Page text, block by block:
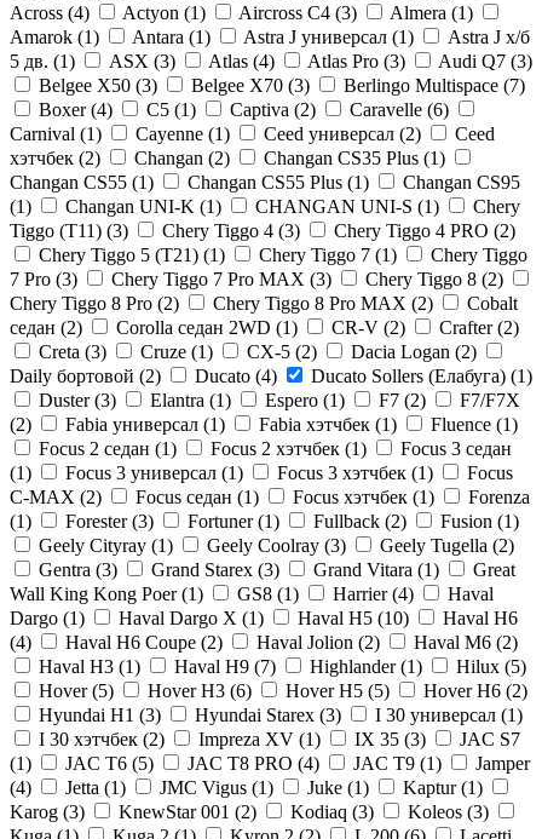
Across (4) Actyon (1) Aircross C4 (3) Almera (1)
Amarok (1) Antara (1) Astra J универсал (1)
Astra J х/б
5 дв. (1) ASX (3) Atlas (4) Atlas Pro (3) Audi Q7 (3)
Belgee X50 (3) Belgee X70 (3) Berlingo Multispace (7)
Boxer (4) C5 (1) Captiva (2) Caravelle (6)
Carnival (1) Cayenne (1) Ceed универсал (2)
Ceed
хэтчбек (2) Changan (2) Changan CS35 Plus (1)
Changan CS55 (1) Changan CS55 Plus (1)
Changan CS95
(1) Changan UNI-K (1) CHANGAN UNI-S (1)
Chery
Tiggo (Т11) (3) Chery Tiggo 4 (3) Chery Tiggo 4 PRO (2)
Chery Tiggo 5 (Т21) (1) Chery Tiggo 7 (1)
Chery Tiggo
7 Pro (3) Chery Tiggo 7 Pro MAX (3) Chery Tiggo 8 (2)
Chery Tiggo 8 Pro (2) Chery Tiggo 8 Pro MAX (2)
Cobalt
седан (2) Corolla седан 2WD (1) CR-V (2) Crafter (2)
Creta (3) Cruze (1) CX-5 (2) Dacia Logan (2)
Daily бортовой (2) Ducato (4) Ducato Sollers (Елабуга) (1)
Duster (3) Elantra (1) Espero (1) F7 (2)
F7/F7X
(2) Fabia универсал (1) Fabia хэтчбек (1) Fluence (1)
Focus 2 седан (1) Focus 2 хэтчбек (1)
Focus 3 седан
(1) Focus 3 универсал (1) Focus 3 хэтчбек (1)
Focus
C-MAX (2) Focus седан (1) Focus хэтчбек (1)
Forenza
(1) Forester (3) Fortuner (1) Fullback (2) Fusion (1)
Geely Cityray (1) Geely Coolray (3) Geely Tugella (2)
Gentra (3) Grand Starex (3) Grand Vitara (1)
Great
Wall King Kong Poer (1) GS8 (1) Harrier (4)
Haval
Dargo (1) Haval Dargo Х (1) Haval H5 (10)
Haval H6
(4) Haval H6 Coupe (2) Haval Jolion (2) Haval M6 (2)
Haval Н3 (1) Haval Н9 (7) Highlander (1) Hilux (5)
Hover (5) Hover H3 (6) Hover H5 (5) Hover H6 (2)
Hyundai H1 (3) Hyundai Starex (3) I 30 универсал (1)
I 30 хэтчбек (2) Impreza XV (1) IX 35 (3)
JAC S7
(1) JAC T6 (5) JAC T8 PRO (4) JAC T9 (1)
Jamper
(4) Jetta (1) JMC Vigus (1) Juke (1) Kaptur (1)
Karog (3) KnewStar 001 (2) Kodiaq (3) Koleos (3)